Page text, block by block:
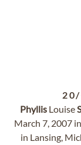
Phyllis Louise
March 7, 2007
in Lansing,